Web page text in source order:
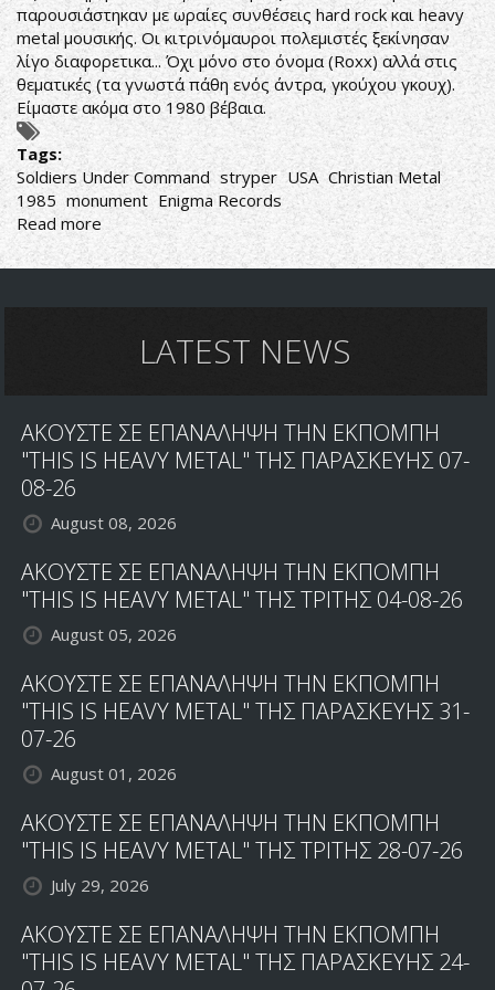
παρουσιάστηκαν με ωραίες συνθέσεις hard rock και heavy
metal μουσικής. Οι κιτρινόμαυροι πολεμιστές ξεκίνησαν
λίγο διαφορετικα... Όχι μόνο στο όνομα (Roxx) αλλά στις
θεματικές (τα γνωστά πάθη ενός άντρα, γκούχου γκουχ).
Είμαστε ακόμα στο 1980 βέβαια.
Tags:
Soldiers Under Command stryper USA Christian Metal
1985 monument Enigma Records
Read more about
Stryper-
Soldiers
LATEST NEWS
ΑΚΟΥΣΤΕ ΣΕ ΕΠΑΝΑΛΗΨΗ ΤΗΝ ΕΚΠΟΜΠΗ
"THIS IS HEAVY METAL" ΤΗΣ ΠΑΡΑΣΚΕΥΗΣ 07-
08-26
August 08, 2026
ΑΚΟΥΣΤΕ ΣΕ ΕΠΑΝΑΛΗΨΗ ΤΗΝ ΕΚΠΟΜΠΗ
"THIS IS HEAVY METAL" ΤΗΣ ΤΡΙΤΗΣ 04-08-26
August 05, 2026
ΑΚΟΥΣΤΕ ΣΕ ΕΠΑΝΑΛΗΨΗ ΤΗΝ ΕΚΠΟΜΠΗ
"THIS IS HEAVY METAL" ΤΗΣ ΠΑΡΑΣΚΕΥΗΣ 31-
07-26
August 01, 2026
ΑΚΟΥΣΤΕ ΣΕ ΕΠΑΝΑΛΗΨΗ ΤΗΝ ΕΚΠΟΜΠΗ
"THIS IS HEAVY METAL" ΤΗΣ ΤΡΙΤΗΣ 28-07-26
July 29, 2026
ΑΚΟΥΣΤΕ ΣΕ ΕΠΑΝΑΛΗΨΗ ΤΗΝ ΕΚΠΟΜΠΗ
"THIS IS HEAVY METAL" ΤΗΣ ΠΑΡΑΣΚΕΥΗΣ 24-